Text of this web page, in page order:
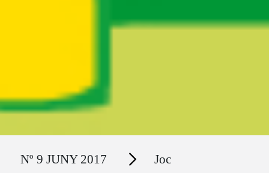
Nº 9 JUNY 2017 Secciones Joc